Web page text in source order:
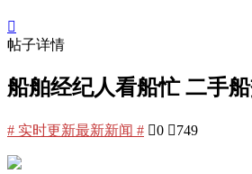

帖子详情
船舶经纪人看船忙 二手
# 实时更新最新新闻 # 0 749